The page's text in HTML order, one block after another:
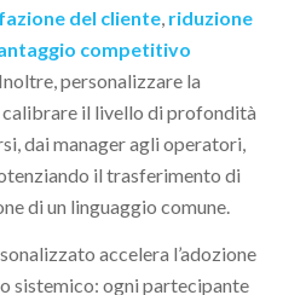
del cliente, riduzione
competitivo
. Inoltre, personalizzare la
il livello di profondità
dai manager agli operatori,
il trasferimento di
di un linguaggio comune.
accelera l’adozione
sistemico: ogni partecipante